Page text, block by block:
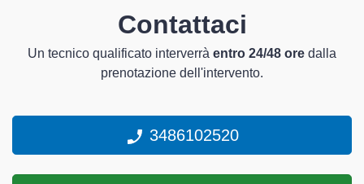
Contattaci
Un tecnico qualificato interverrà entro 24/48 ore dalla
prenotazione dell'intervento.
3486102520